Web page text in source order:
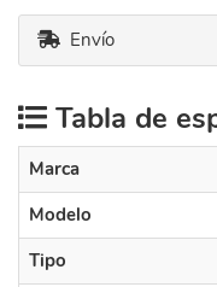
Envío
Tabla de
Marca
Modelo
Tipo